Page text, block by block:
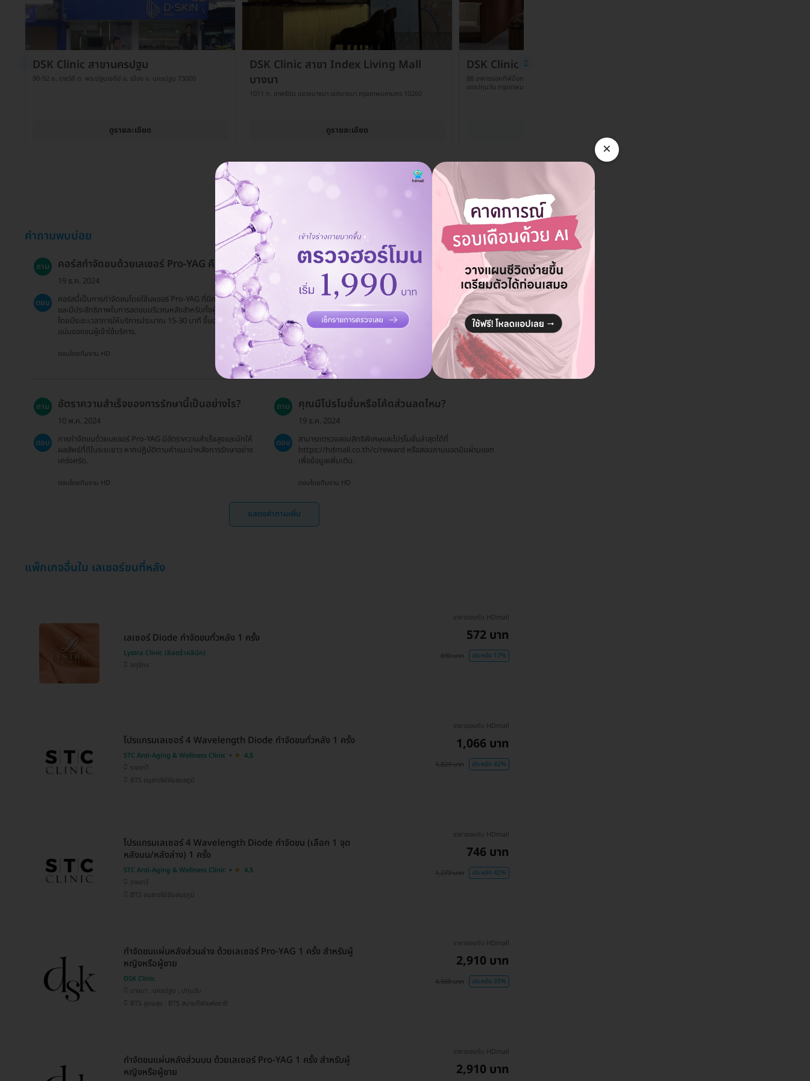
DSK Clinic สาขานครปฐม
90-92 ถ. ราชวิถี ต. พระปฐมเจดีย์ อ. เมือง จ. นครปฐม 73000
ดูรายละเอียด
DSK Clinic สาขา Index Living Mall
บางนา
1011 ถ. เทพรัตน แขวงบางนา เขตบางนา กรุงเทพมหานคร 10260
ดูรายละเอียด
DSK Clinic สาขาสเตเดียมวัน
88 อาคารแอคทีฟบ็อกซ์ ชั้น 2 ห้อง E205 ซอยจุฬาลงกรณ์ 5 แขวงวังใหม่
เขตปทุมวัน กรุงเทพมหานคร 10330
คำถามพบบ่อย
ถาม คอร์สกำจัดขนด้วยเลเซอร์ Pro-YAG คืออะไร?
19 ธ.ค. 2024
ตอบ
คอร์สนี้เป็นการกำจัดขนโดยใช้เลเซอร์ Pro-YAG ที่มีความปลอดภัย
และมีประสิทธิภาพในการลดขนบริเวณหลังสำหรับทั้งผู้หญิงและผู้ชาย
โดยมีระยะเวลาการให้บริการประมาณ 15-30 นาที ขึ้นอยู่กับความหนา
แน่นของขนผู้เข้าใช้บริการ.
ตอบโดยทีมงาน HD
ต้องเตรียมตัวอย่างไรบ้างก่อนเข้ารับบริการ?
19 ธ.ค. 2024
ควรหลีกเลี่ยงการกำจัดขนด้วยวิธีอื่นๆ เช่น การโกนหรือการถอนขน
ก่อนเข้ารับบริการ และหากคุณมีการใช้ยาหรือยาต้านการแข็งตัวของ
เลือด ควรปรึกษาแพทย์ก่อนเข้ารับบริการ.
ตอบโดยทีมงาน HD
ถาม อัตราความสำเร็จของการรักษานี้เป็นอย่างไร?
10 พ.ค. 2024
ตอบ
การกำจัดขนด้วยเลเซอร์ Pro-YAG มีอัตราความสำเร็จสูงและมักให้
ผลลัพธ์ที่ดีในระยะยาว หากปฏิบัติตามคำแนะนำหลังการรักษาอย่าง
เคร่งครัด.
ตอบโดยทีมงาน HD
ถาม คุณมีโปรโมชั่นหรือโค้ดส่วนลดไหม?
19 ธ.ค. 2024
ตอบ
สามารถตรวจสอบสิทธิพิเศษและโปรโมชั่นล่าสุดได้ที่
https://hdmall.co.th/c/reward หรือสอบถามแอดมินผ่านแชท
เพื่อข้อมูลเพิ่มเติม.
ตอบโดยทีมงาน HD
แสดงคำถามเพิ่ม
แพ็กเกจอื่นใน เลเซอร์ขนที่หลัง
เลเซอร์ Diode กำจัดขนทั่วหลัง 1 ครั้ง
Lystra Clinic (ลิสตร้าคลินิก)
จตุจักร
ราคาจองกับ HDmall
572 บาท
690 บาท ประหยัด 17%
โปรแกรมเลเซอร์ 4 Wavelength Diode กำจัดขนทั่วหลัง 1 ครั้ง
STC Anti-Aging & Wellness Clinic
4.5
ราชเทวี
BTS อนุสาวรีย์ชัยสมรภูมิ
ราคาจองกับ HDmall
1,066 บาท
1,829 บาท ประหยัด 42%
โปรแกรมเลเซอร์ 4 Wavelength Diode กำจัดขน (เลือก 1 จุด
หลังบน/หลังล่าง) 1 ครั้ง
STC Anti-Aging & Wellness Clinic
4.5
ราชเทวี
BTS อนุสาวรีย์ชัยสมรภูมิ
ราคาจองกับ HDmall
746 บาท
1,279 บาท ประหยัด 42%
กำจัดขนแผ่นหลังส่วนล่าง ด้วยเลเซอร์ Pro-YAG 1 ครั้ง สำหรับผู้
หญิงหรือผู้ชาย
DSK Clinic
บางนา , นครปฐม , ปทุมวัน
BTS อุดมสุข , BTS สนามกีฬาแห่งชาติ
ราคาจองกับ HDmall
2,910 บาท
4,500 บาท ประหยัด 35%
กำจัดขนแผ่นหลังส่วนบน ด้วยเลเซอร์ Pro-YAG 1 ครั้ง สำหรับผู้
หญิงหรือผู้ชาย
ราคาจองกับ HDmall
2,910 บาท
×